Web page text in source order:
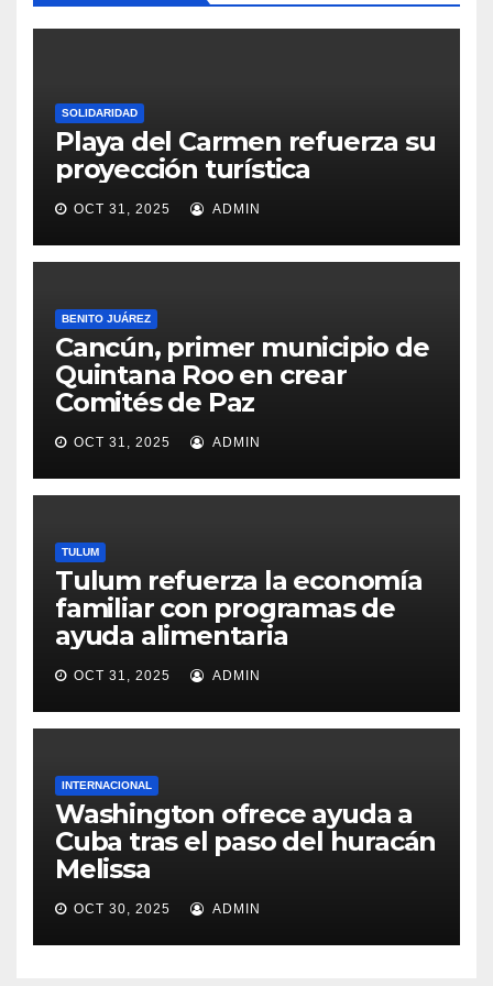
SOLIDARIDAD
Playa del Carmen refuerza su
proyección turística
OCT 31, 2025 ADMIN
BENITO JUÁREZ
Cancún, primer municipio de
Quintana Roo en crear
Comités de Paz
OCT 31, 2025 ADMIN
TULUM
Tulum refuerza la economía
familiar con programas de
ayuda alimentaria
OCT 31, 2025 ADMIN
INTERNACIONAL
Washington ofrece ayuda a
Cuba tras el paso del huracán
Melissa
OCT 30, 2025 ADMIN